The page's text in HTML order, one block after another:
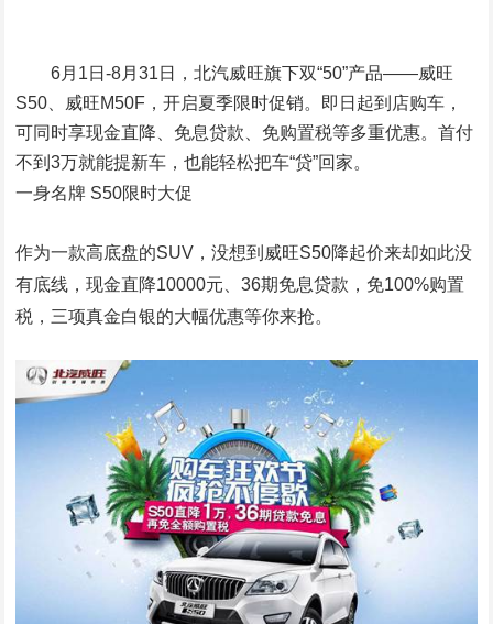
6月1日-8月31日，北汽威旺旗下双“50”产品——威旺
S50、威旺M50F，开启夏季限时促销。即日起到店购车，
可同时享现金直降、免息贷款、免购置税等多重优惠。首付
不到3万就能提新车，也能轻松把车“贷”回家。
一身名牌 S50限时大促
作为一款高底盘的SUV，没想到威旺S50降起价来却如此没
有底线，现金直降10000元、36期免息贷款，免100%购置
税，三项真金白银的大幅优惠等你来抢。